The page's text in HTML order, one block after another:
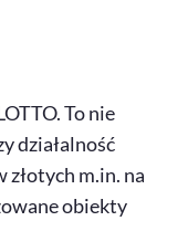
To nie
działalność
m.in. na
obiekty